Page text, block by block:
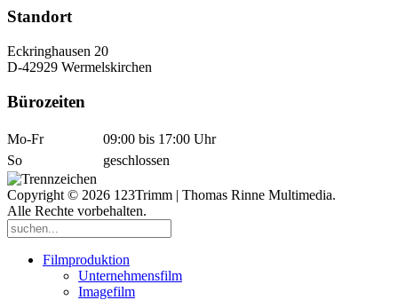
Standort
Eckringhausen 20
D-42929 Wermelskirchen
Bürozeiten
Mo-Fr
09:00 bis 17:00 Uhr
So
geschlossen
Copyright © 2026 123Trimm | Thomas Rinne Multimedia.
Alle Rechte vorbehalten.
Filmproduktion
Unternehmensfilm
Imagefilm